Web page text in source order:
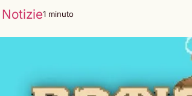
Notizie1 minuto